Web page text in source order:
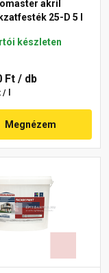
akril
25-D 5 l
készleten
Ft / db
l
Megnézem